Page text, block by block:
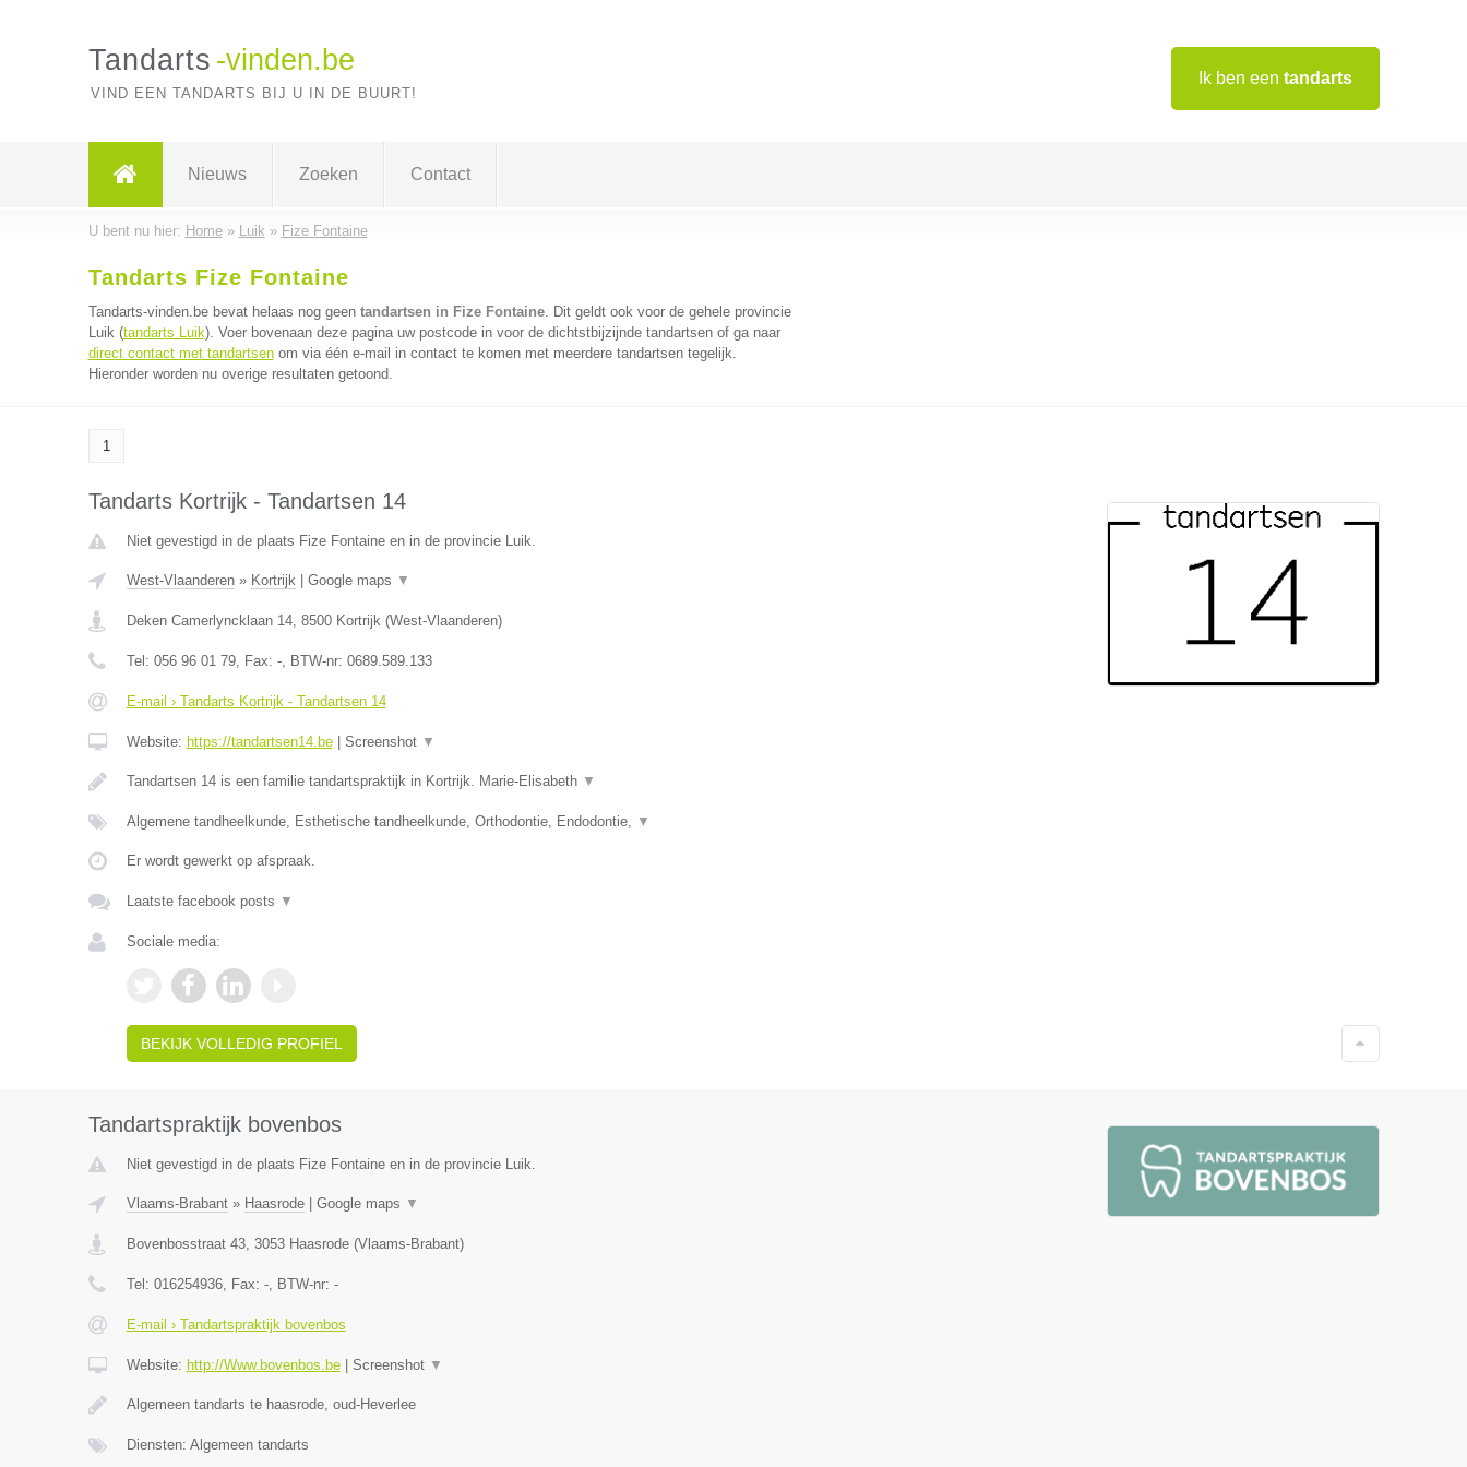
Ik ben een tandarts
Tandarts -vinden.be
VIND EEN TANDARTS BIJ U IN DE BUURT!
Nieuws Zoeken Contact
U bent nu hier: Home» Luik » Fize Fontaine
Tandarts Fize Fontaine
Tandarts-vinden.be bevat helaas nog geen tandartsen in Fize Fontaine. Dit geldt ook voor de gehele provincie
Luik (tandarts Luik). Voer bovenaan deze pagina uw postcode in voor de dichtstbijzijnde tandartsen of ga naar
direct contact met tandartsenom via één e-mail in contact te komen met meerdere tandartsen tegelijk.
Hieronder worden nu overige resultaten getoond.
1
Tandarts Kortrijk - Tandartsen 14
Niet gevestigd in de plaats Fize Fontaine en in de provincie Luik.
West-Vlaanderen» Kortrijk| Google maps ▼
Deken Camerlyncklaan 14, 8500 Kortrijk(West-Vlaanderen)
Tel: 056 96 01 79, Fax: -, BTW-nr: 0689.589.133
E-mail › Tandarts Kortrijk - Tandartsen 14
Website: https://tandartsen14.be| Screenshot ▼
Tandartsen 14 is een familie tandartspraktijk in Kortrijk. Marie-Elisabeth ▼
Algemene tandheelkunde, Esthetische tandheelkunde, Orthodontie, Endodontie, ▼
Er wordt gewerkt op afspraak.
Laatste facebook posts ▼
Sociale media:
BEKIJK VOLLEDIG PROFIEL
Tandartspraktijk bovenbos
Niet gevestigd in de plaats Fize Fontaine en in de provincie Luik.
Vlaams-Brabant» Haasrode| Google maps ▼
Bovenbosstraat 43, 3053 Haasrode(Vlaams-Brabant)
Tel: 016254936, Fax: -, BTW-nr: -
E-mail › Tandartspraktijk bovenbos
Website: http://Www.bovenbos.be| Screenshot ▼
Algemeen tandarts te haasrode, oud-Heverlee
Diensten: Algemeen tandarts